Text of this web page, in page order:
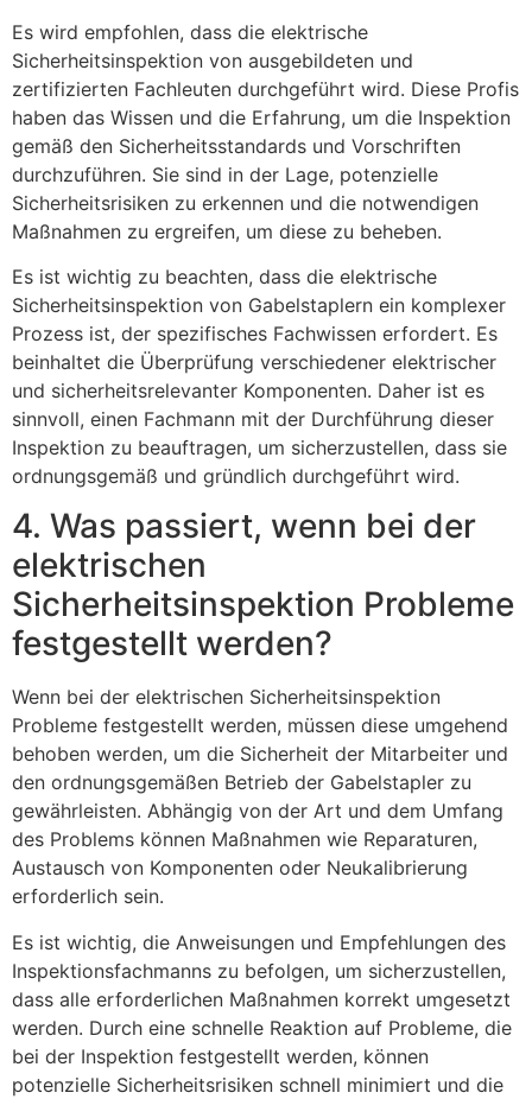
Es wird empfohlen, dass die elektrische
Sicherheitsinspektion von ausgebildeten und
zertifizierten Fachleuten durchgeführt wird. Diese Profis
haben das Wissen und die Erfahrung, um die Inspektion
gemäß den Sicherheitsstandards und Vorschriften
durchzuführen. Sie sind in der Lage, potenzielle
Sicherheitsrisiken zu erkennen und die notwendigen
Maßnahmen zu ergreifen, um diese zu beheben.
Es ist wichtig zu beachten, dass die elektrische
Sicherheitsinspektion von Gabelstaplern ein komplexer
Prozess ist, der spezifisches Fachwissen erfordert. Es
beinhaltet die Überprüfung verschiedener elektrischer
und sicherheitsrelevanter Komponenten. Daher ist es
sinnvoll, einen Fachmann mit der Durchführung dieser
Inspektion zu beauftragen, um sicherzustellen, dass sie
ordnungsgemäß und gründlich durchgeführt wird.
4. Was passiert, wenn bei der
elektrischen
Sicherheitsinspektion Probleme
festgestellt werden?
Wenn bei der elektrischen Sicherheitsinspektion
Probleme festgestellt werden, müssen diese umgehend
behoben werden, um die Sicherheit der Mitarbeiter und
den ordnungsgemäßen Betrieb der Gabelstapler zu
gewährleisten. Abhängig von der Art und dem Umfang
des Problems können Maßnahmen wie Reparaturen,
Austausch von Komponenten oder Neukalibrierung
erforderlich sein.
Es ist wichtig, die Anweisungen und Empfehlungen des
Inspektionsfachmanns zu befolgen, um sicherzustellen,
dass alle erforderlichen Maßnahmen korrekt umgesetzt
werden. Durch eine schnelle Reaktion auf Probleme, die
bei der Inspektion festgestellt werden, können
potenzielle Sicherheitsrisiken schnell minimiert und die